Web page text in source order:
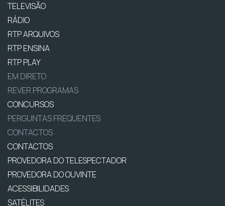
TELEVISÃO
RÁDIO
RTP ARQUIVOS
RTP ENSINA
RTP PLAY
EM DIRETO
REVER PROGRAMAS
CONCURSOS
PERGUNTAS FREQUENTES
CONTACTOS
CONTACTOS
PROVEDORA DO TELESPECTADOR
PROVEDORA DO OUVINTE
ACESSIBILIDADES
SATÉLITES